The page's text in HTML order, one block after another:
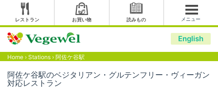
レストラン お買い物 読みもの メニュー
English
Home › Stations › 阿佐ケ谷駅
阿佐ケ谷駅のベジタリアン・グルテンフリー・ヴィーガン
対応レストラン